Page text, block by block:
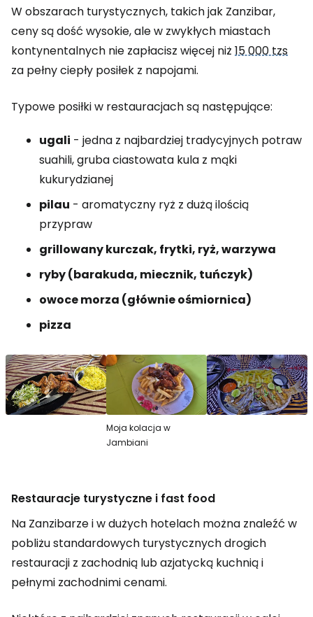
W obszarach turystycznych, takich jak Zanzibar,
ceny są dość wysokie, ale w zwykłych miastach
kontynentalnych nie zapłacisz więcej niż 15 000 tzs
za pełny ciepły posiłek z napojami.
Typowe posiłki w restauracjach są następujące:
ugali - jedna z najbardziej tradycyjnych potraw
suahili, gruba ciastowata kula z mąki
kukurydzianej
pilau - aromatyczny ryż z dużą ilością
przypraw
grillowany kurczak, frytki, ryż, warzywa
ryby (barakuda, miecznik, tuńczyk)
owoce morza (głównie ośmiornica)
pizza
Moja kolacja w
Jambiani
Restauracje turystyczne i fast food
Na Zanzibarze i w dużych hotelach można znaleźć w
pobliżu standardowych turystycznych drogich
restauracji z zachodnią lub azjatycką kuchnią i
pełnymi zachodnimi cenami.